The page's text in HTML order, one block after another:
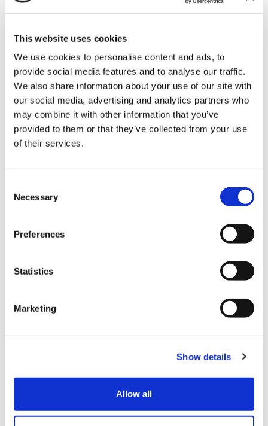
This website uses cookies
We use cookies to personalise content and ads, to
provide social media features and to analyse our traffic.
We also share information about your use of our site with
our social media, advertising and analytics partners who
may combine it with other information that you’ve
provided to them or that they’ve collected from your use
of their services.
Selection
Necessary
Preferences
Statistics
Marketing
Show details
Allow all
Dkim
novità delle
policy di Gmail e Yahoo!
Share: